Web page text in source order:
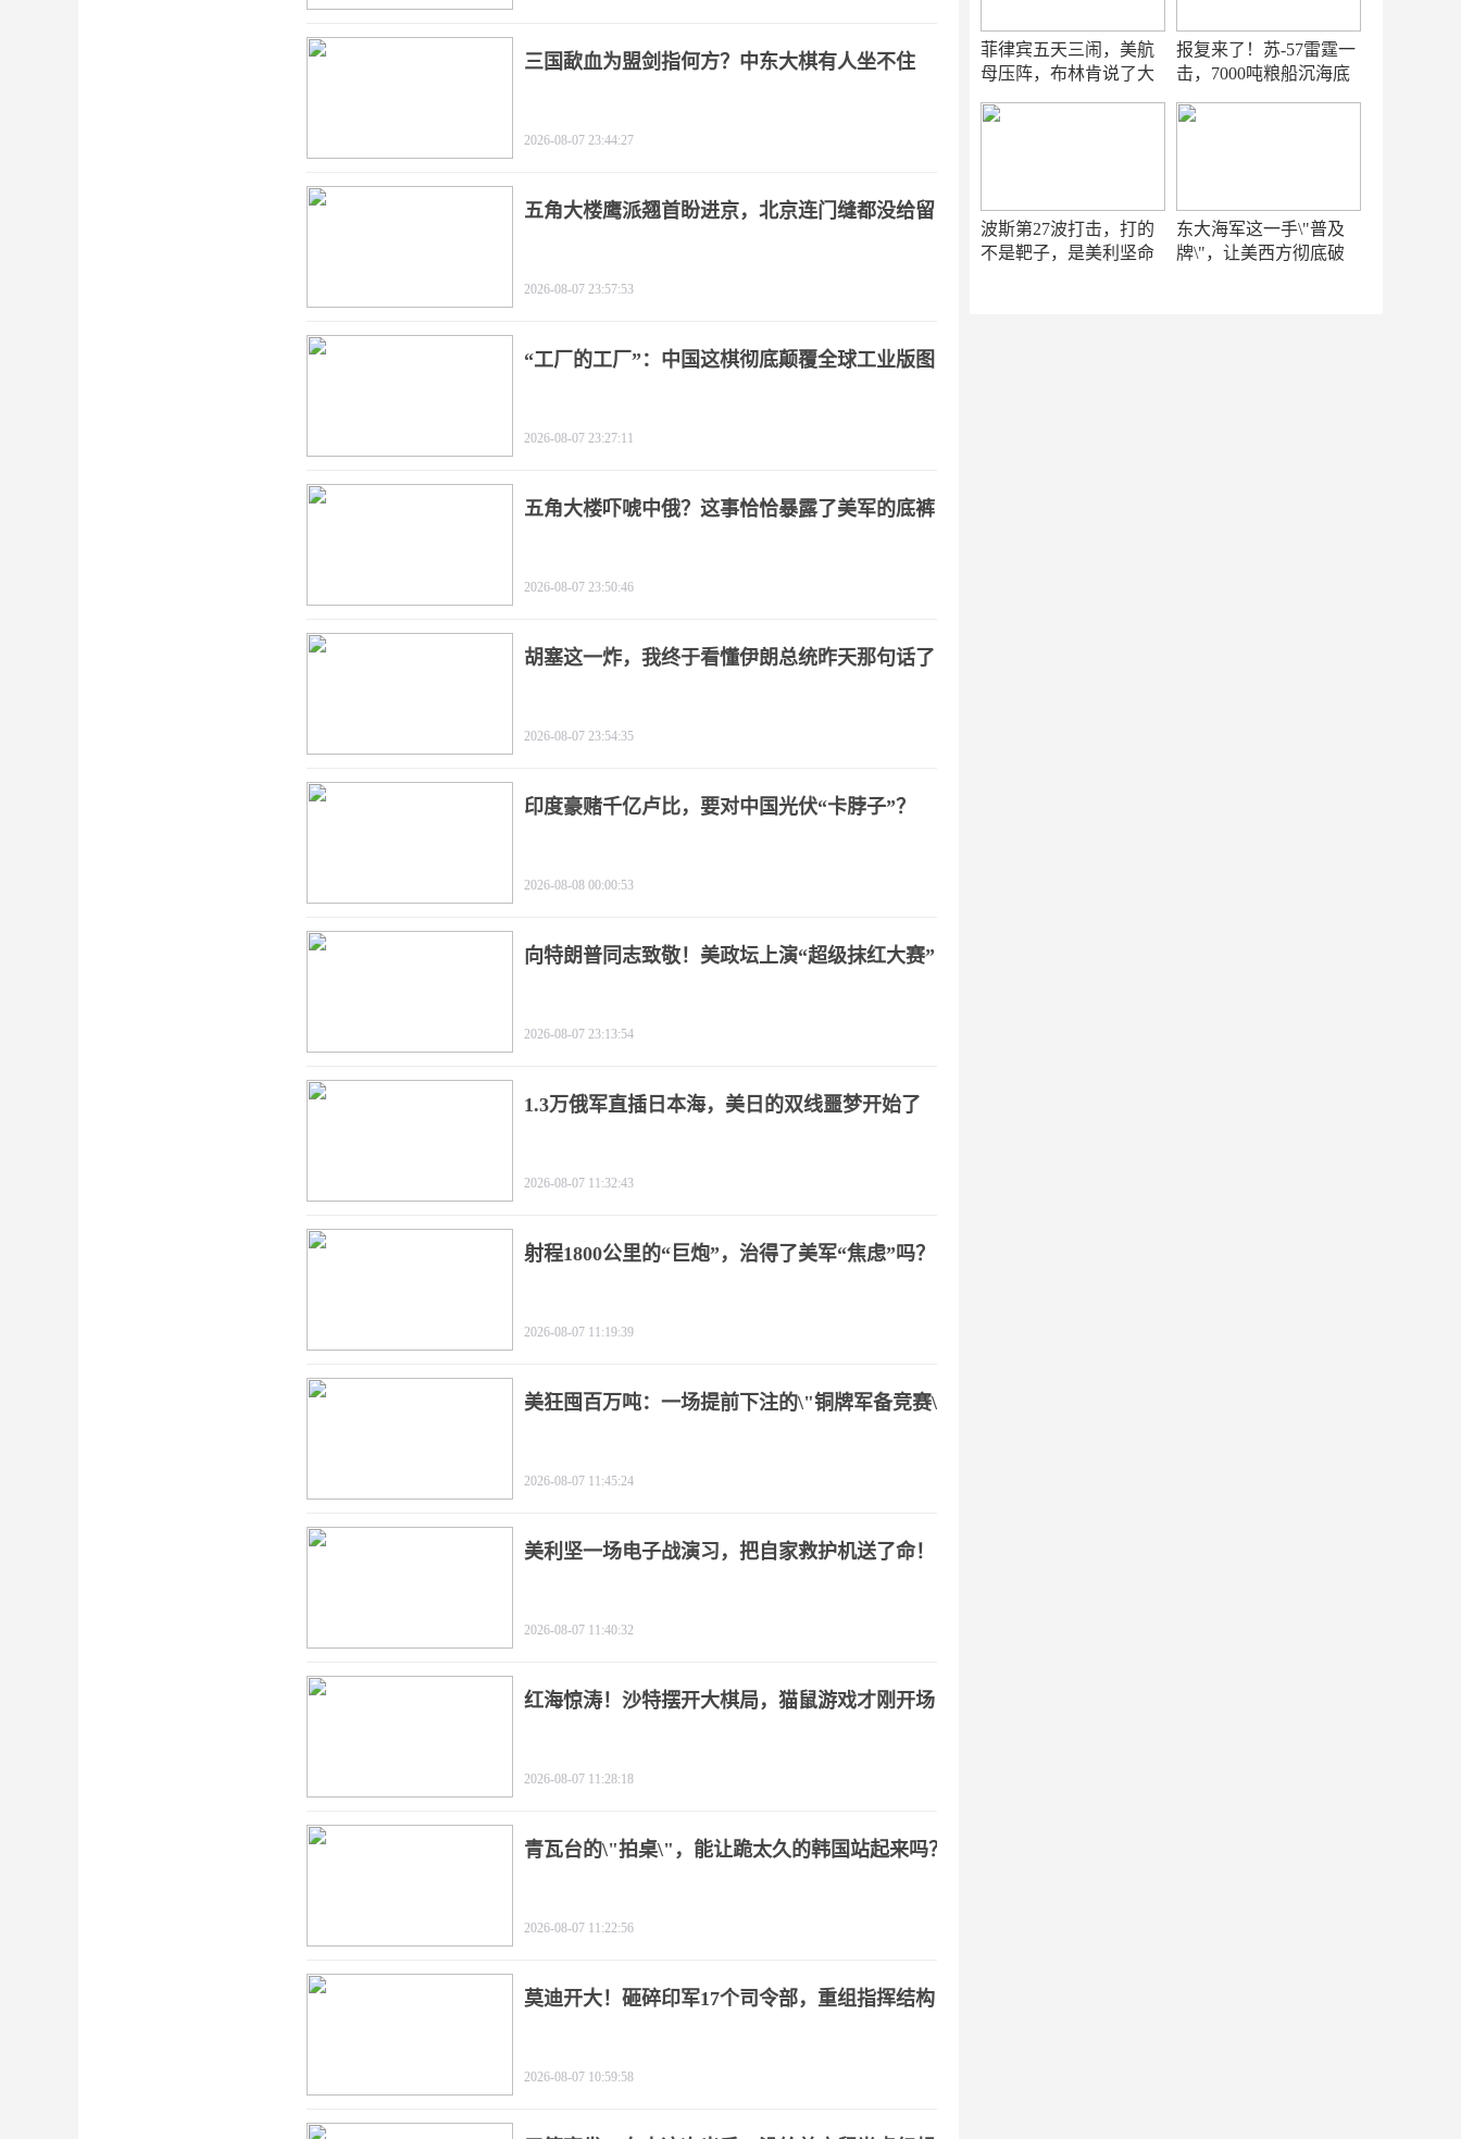
菲律宾五天三闹，美航
母压阵，布林肯说了大
报复来了！苏-57雷霆一
击，7000吨粮船沉海底
波斯第27波打击，打的
不是靶子，是美利坚命
东大海军这一手\"普及
牌\"，让美西方彻底破
三国歃血为盟剑指何方？中东大棋有人坐不住
2026-08-07 23:44:27
五角大楼鹰派翘首盼进京，北京连门缝都没给留
2026-08-07 23:57:53
“工厂的工厂”：中国这棋彻底颠覆全球工业版图
2026-08-07 23:27:11
五角大楼吓唬中俄？这事恰恰暴露了美军的底裤
2026-08-07 23:50:46
胡塞这一炸，我终于看懂伊朗总统昨天那句话了
2026-08-07 23:54:35
印度豪赌千亿卢比，要对中国光伏“卡脖子”？
2026-08-08 00:00:53
向特朗普同志致敬！美政坛上演“超级抹红大赛”
2026-08-07 23:13:54
1.3万俄军直插日本海，美日的双线噩梦开始了
2026-08-07 11:32:43
射程1800公里的“巨炮”，治得了美军“焦虑”吗？
2026-08-07 11:19:39
美狂囤百万吨：一场提前下注的\"铜牌军备竞赛\"
2026-08-07 11:45:24
美利坚一场电子战演习，把自家救护机送了命！
2026-08-07 11:40:32
红海惊涛！沙特摆开大棋局，猫鼠游戏才刚开场
2026-08-07 11:28:18
青瓦台的\"拍桌\"，能让跪太久的韩国站起来吗？
2026-08-07 11:22:56
莫迪开大！砸碎印军17个司令部，重组指挥结构
2026-08-07 10:59:58